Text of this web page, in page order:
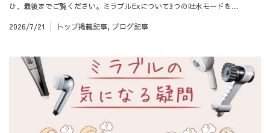
ひ、最後までご覧ください。ミラブルExについて3つの吐水モードを…
2026/7/21 トップ掲載記事, ブログ記事